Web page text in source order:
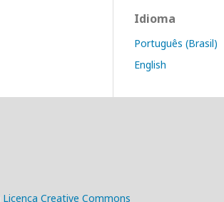
Idioma
Português (Brasil)
English
Licença Creative Commons